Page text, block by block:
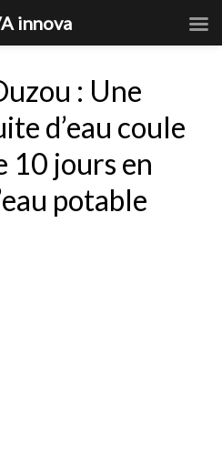
: Une
d’eau coule
10 jours en
potable
innova